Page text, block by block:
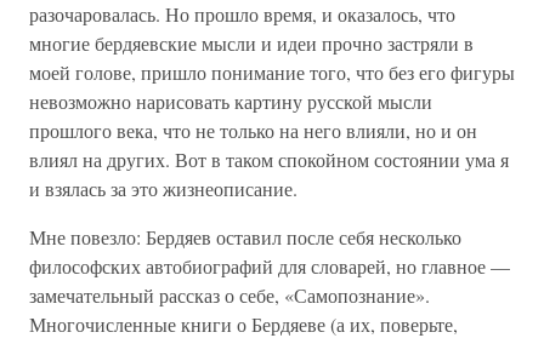
разочаровалась. Но прошло время, и оказалось, что
многие бердяевские мысли и идеи прочно застряли в
моей голове, пришло понимание того, что без его фигуры
невозможно нарисовать картину русской мысли
прошлого века, что не только на него влияли, но и он
влиял на других. Вот в таком спокойном состоянии ума я
и взялась за это жизнеописание.
Мне повезло: Бердяев оставил после себя несколько
философских автобиографий для словарей, но главное —
замечательный рассказ о себе, «Самопознание».
Многочисленные книги о Бердяеве (а их, поверьте,